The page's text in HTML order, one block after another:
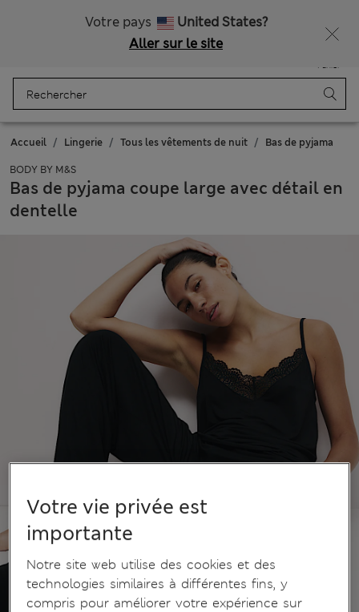
Votre pays
United States?
Aller sur le site
Panier
Accueil Lingerie Tous les vêtements de nuit Bas de pyjama
BODY BY M&S
Bas de pyjama coupe large avec détail en
dentelle
Votre vie privée est
importante
Notre site web utilise des cookies et des
technologies similaires à différentes fins, y
compris pour améliorer votre expérience sur